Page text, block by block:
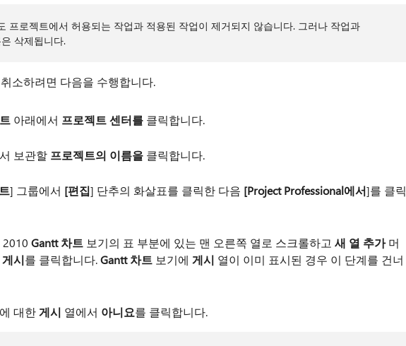
프로젝트에서 허용되는 작업과 적용된 작업이 제거되지 않습니다. 그러나 작업과
삭제됩니다.
소하려면 다음을 수행합니다.
아래에서 프로젝트 센터를클릭합니다.
보관할 프로젝트의 이름을클릭합니다.
] 그룹에서 [편집] 단추의 화살표를 클릭한 다음 [Project Professional에서]를 클릭
2010 Gantt 차트보기의 표 부분에 있는 맨 오른쪽 열로 스크롤하고 새 열 추가머
게시를 클릭합니다.Gantt 차트보기에 게시 열이 이미 표시된 경우 이 단계를 건너
대한게시 열에서 아니요를 클릭합니다.